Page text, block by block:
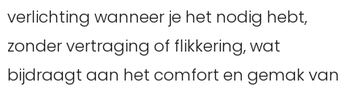
verlichting wanneer je het nodig hebt,
zonder vertraging of flikkering, wat
bijdraagt aan het comfort en gemak van